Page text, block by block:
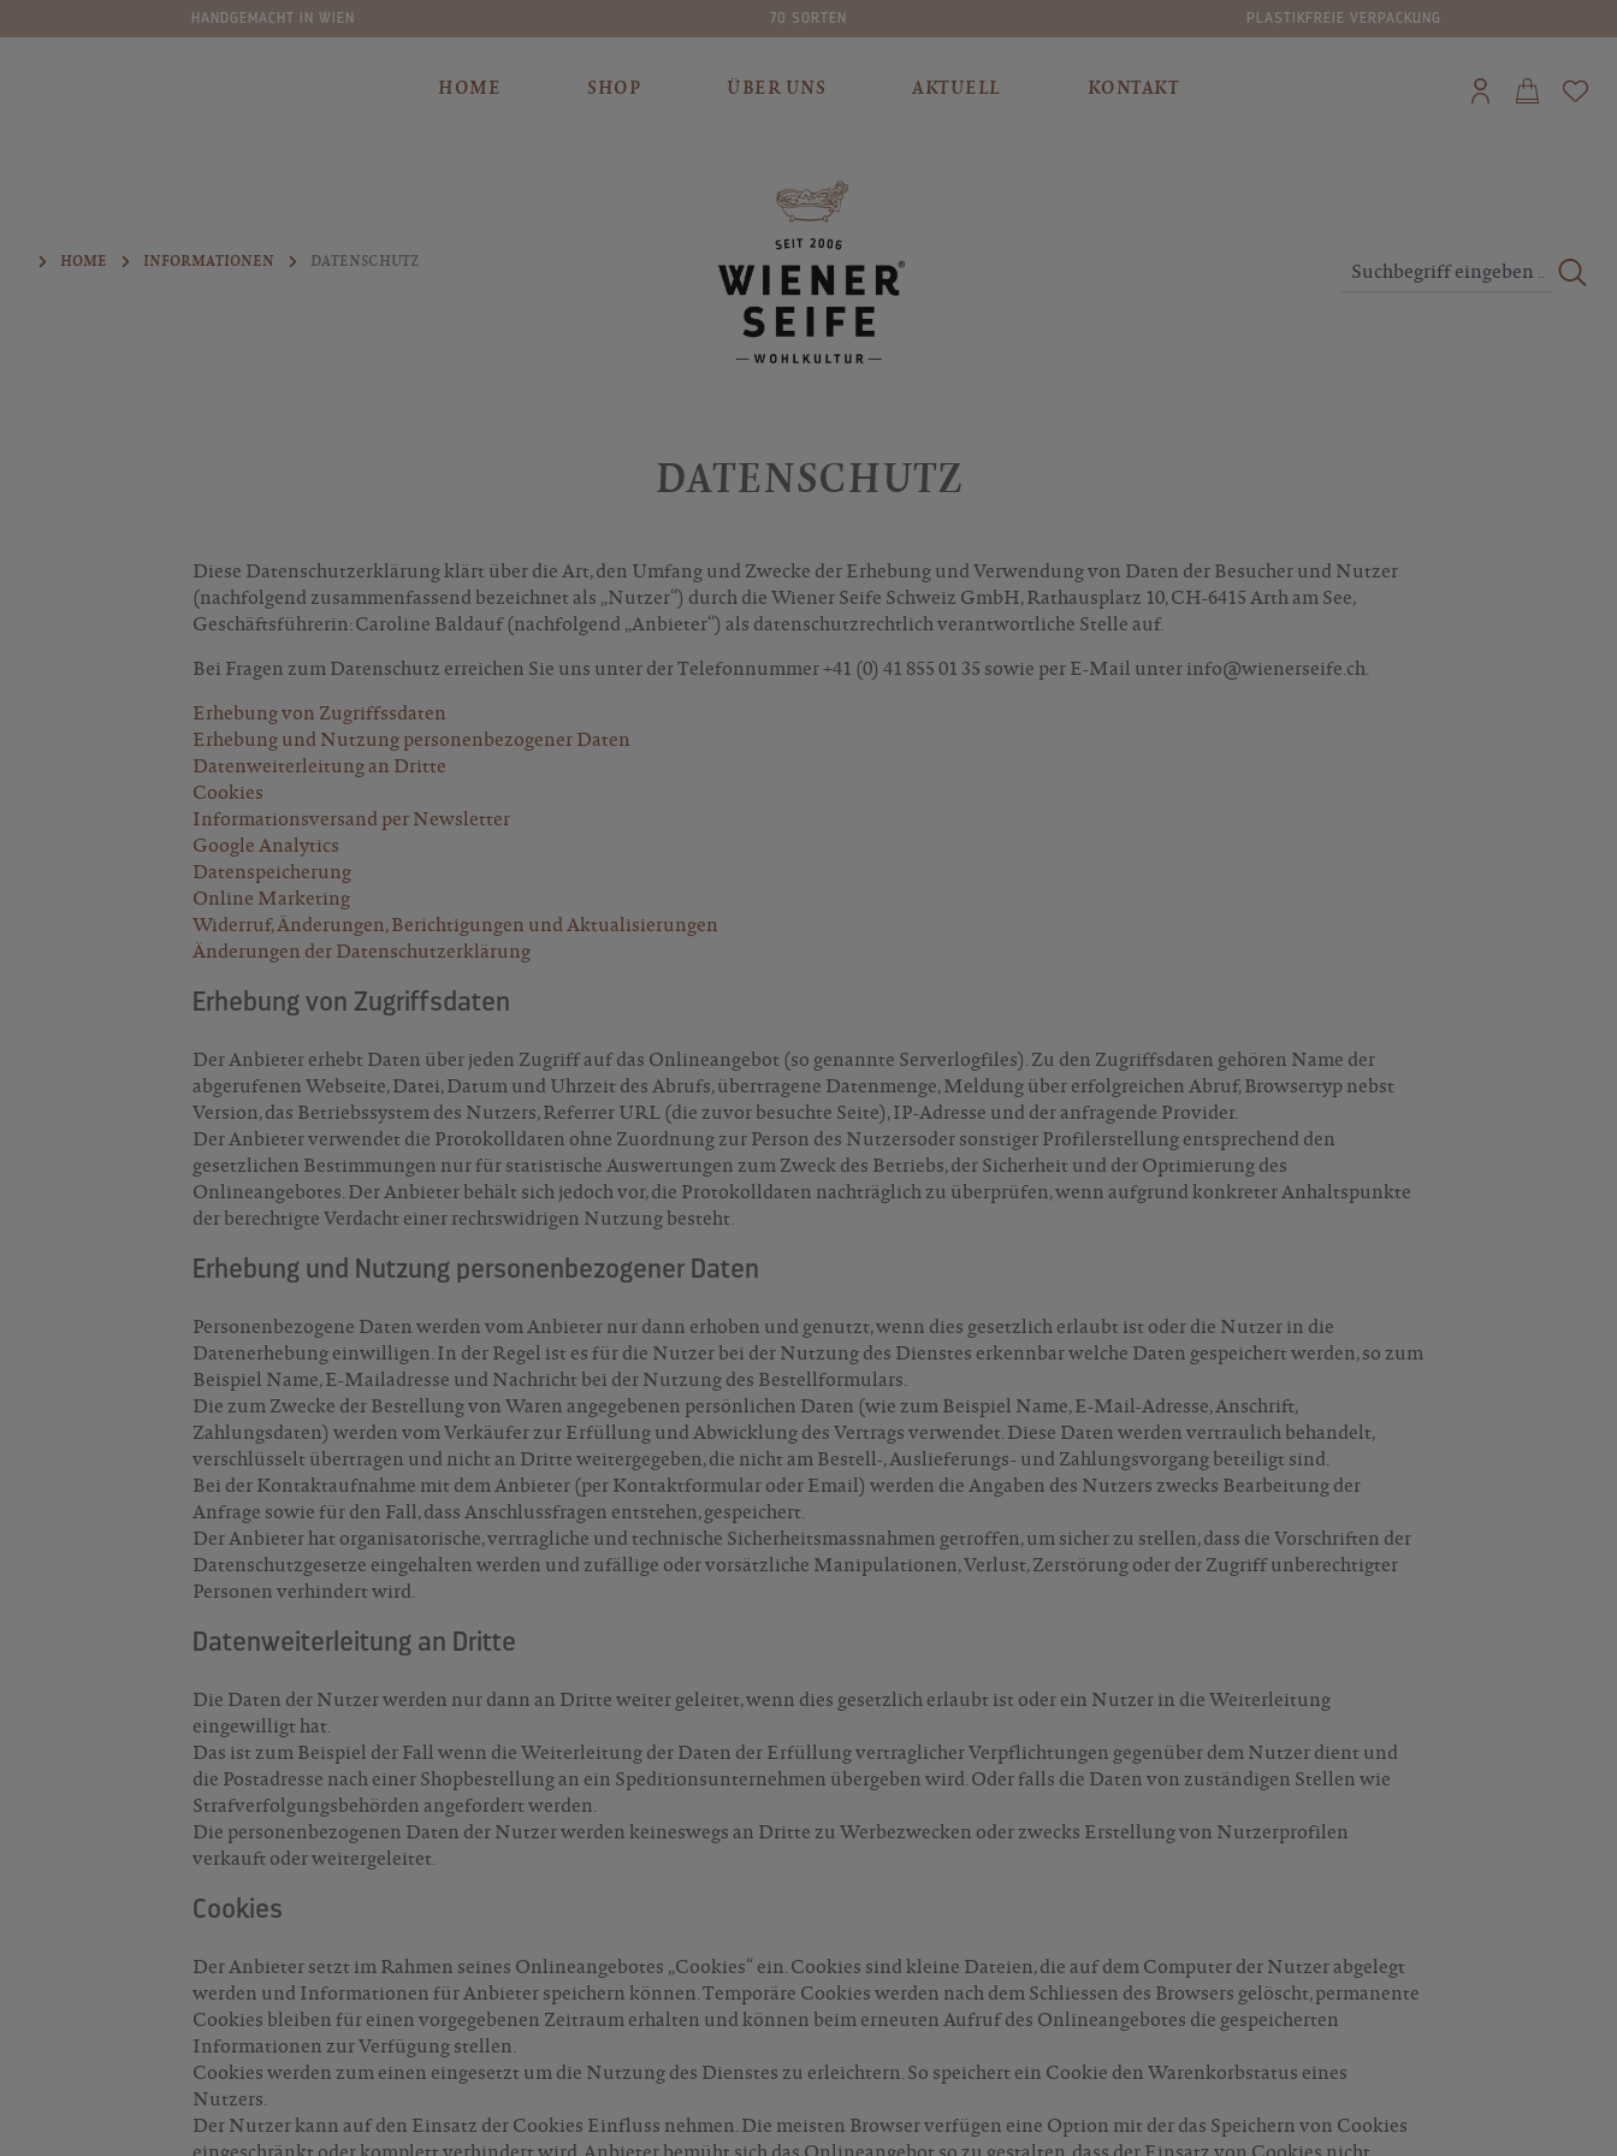
Zur Hauptnavigation springen
70 SORTEN PLASTIKFREIE VERPACKUNG VERSAND IN DIE SCHWEIZ AB CHF 80,00 GRATIS
HOME SHOP ÜBER UNS AKTUELL KONTAKT
HOME INFORMATIONEN DATENSCHUTZ
DATENSCHUTZ
Diese Datenschutzerklärung klärt über die Art, den Umfang und Zwecke der Erhebung und Verwendung von Daten der Besucher und Nutzer
(nachfolgend zusammenfassend bezeichnet als „Nutzer“) durch die Wiener Seife Schweiz GmbH, Rathausplatz 10, CH-6415 Arth am See,
Geschäftsführerin: Caroline Baldauf (nachfolgend „Anbieter“) als datenschutzrechtlich verantwortliche Stelle auf.
Bei Fragen zum Datenschutz erreichen Sie uns unter der Telefonnummer +41 (0) 41 855 01 35 sowie per E-Mail unter info@wienerseife.ch.
Erhebung von Zugriffssdaten
Erhebung und Nutzung personenbezogener Daten
Datenweiterleitung an Dritte
Cookies
Informationsversand per Newsletter
Google Analytics
Datenspeicherung
Online Marketing
Widerruf, Änderungen, Berichtigungen und Aktualisierungen
Änderungen der Datenschutzerklärung
Erhebung von Zugriffsdaten
Der Anbieter erhebt Daten über jeden Zugriff auf das Onlineangebot (so genannte Serverlogfiles). Zu den Zugriffsdaten gehören Name der
abgerufenen Webseite, Datei, Datum und Uhrzeit des Abrufs, übertragene Datenmenge, Meldung über erfolgreichen Abruf, Browsertyp nebst
Version, das Betriebssystem des Nutzers, Referrer URL (die zuvor besuchte Seite), IP-Adresse und der anfragende Provider.
Der Anbieter verwendet die Protokolldaten ohne Zuordnung zur Person des Nutzersoder sonstiger Profilerstellung entsprechend den
gesetzlichen Bestimmungen nur für statistische Auswertungen zum Zweck des Betriebs, der Sicherheit und der Optimierung des
Onlineangebotes. Der Anbieter behält sich jedoch vor, die Protokolldaten nachträglich zu überprüfen, wenn aufgrund konkreter Anhaltspunkte
der berechtigte Verdacht einer rechtswidrigen Nutzung besteht.
Erhebung und Nutzung personenbezogener Daten
Personenbezogene Daten werden vom Anbieter nur dann erhoben und genutzt, wenn dies gesetzlich erlaubt ist oder die Nutzer in die
Datenerhebung einwilligen. In der Regel ist es für die Nutzer bei der Nutzung des Dienstes erkennbar welche Daten gespeichert werden, so zum
Beispiel Name, E-Mailadresse und Nachricht bei der Nutzung des Bestellformulars.
Die zum Zwecke der Bestellung von Waren angegebenen persönlichen Daten (wie zum Beispiel Name, E-Mail-Adresse, Anschrift,
Zahlungsdaten) werden vom Verkäufer zur Erfüllung und Abwicklung des Vertrags verwendet. Diese Daten werden vertraulich behandelt,
verschlüsselt übertragen und nicht an Dritte weitergegeben, die nicht am Bestell-, Auslieferungs- und Zahlungsvorgang beteiligt sind.
Bei der Kontaktaufnahme mit dem Anbieter (per Kontaktformular oder Email) werden die Angaben des Nutzers zwecks Bearbeitung der
Anfrage sowie für den Fall, dass Anschlussfragen entstehen, gespeichert.
Der Anbieter hat organisatorische, vertragliche und technische Sicherheitsmassnahmen getroffen, um sicher zu stellen, dass die Vorschriften der
Datenschutzgesetze eingehalten werden und zufällige oder vorsätzliche Manipulationen, Verlust, Zerstörung oder der Zugriff unberechtigter
Personen verhindert wird.
Datenweiterleitung an Dritte
Die Daten der Nutzer werden nur dann an Dritte weiter geleitet, wenn dies gesetzlich erlaubt ist oder ein Nutzer in die Weiterleitung
eingewilligt hat.
Das ist zum Beispiel der Fall wenn die Weiterleitung der Daten der Erfüllung vertraglicher Verpflichtungen gegenüber dem Nutzer dient und
die Postadresse nach einer Shopbestellung an ein Speditionsunternehmen übergeben wird. Oder falls die Daten von zuständigen Stellen wie
Strafverfolgungsbehörden angefordert werden.
Die personenbezogenen Daten der Nutzer werden keineswegs an Dritte zu Werbezwecken oder zwecks Erstellung von Nutzerprofilen
verkauft oder weitergeleitet.
Cookies
Der Anbieter setzt im Rahmen seines Onlineangebotes „Cookies“ ein. Cookies sind kleine Dateien, die auf dem Computer der Nutzer abgelegt
werden und Informationen für Anbieter speichern können. Temporäre Cookies werden nach dem Schliessen des Browsers gelöscht, permanente
Cookies bleiben für einen vorgegebenen Zeitraum erhalten und können beim erneuten Aufruf des Onlineangebotes die gespeicherten
Informationen zur Verfügung stellen.
Cookies werden zum einen eingesetzt um die Nutzung des Dienstes zu erleichtern. So speichert ein Cookie den Warenkorbstatus eines
Nutzers.
Der Nutzer kann auf den Einsatz der Cookies Einfluss nehmen. Die meisten Browser verfügen eine Option mit der das Speichern von Cookies
eingeschränkt oder komplett verhindert wird. Anbieter bemüht sich das Onlineangebot so zu gestalten, dass der Einsatz von Cookies nicht